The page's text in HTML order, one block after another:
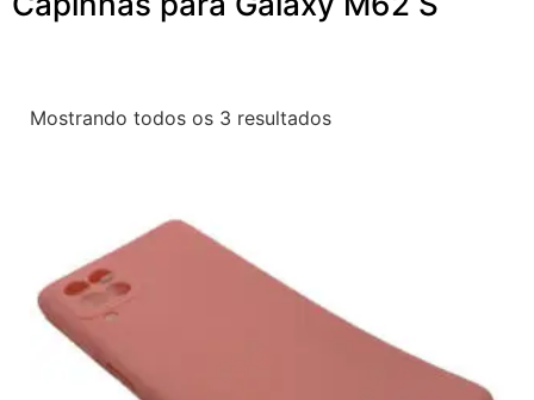
Mostrando todos os 3 resultados